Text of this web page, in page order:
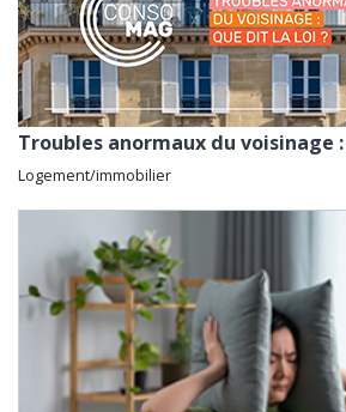
Logement/immobilier